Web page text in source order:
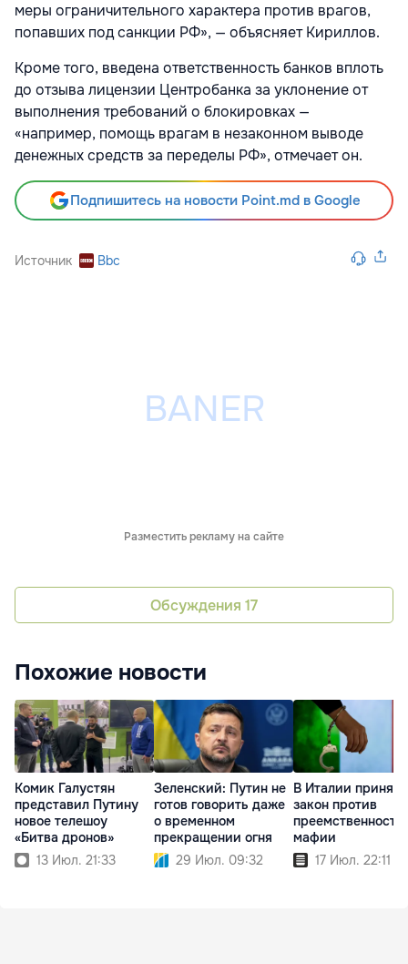
меры ограничительного характера против врагов,
попавших под санкции РФ», — объясняет Кириллов.
Кроме того, введена ответственность банков вплоть
до отзыва лицензии Центробанка за уклонение от
выполнения требований о блокировках —
«например, помощь врагам в незаконном выводе
денежных средств за переделы РФ», отмечает он.
Подпишитесь на новости Point.md в Google
Источник Bbc
Разместить рекламу на сайте
Обсуждения 17
Похожие новости
Комик Галустян
представил Путину
новое телешоу
«Битва дронов»
13 Июл. 21:33
Зеленский: Путин не
готов говорить даже
о временном
прекращении огня
29 Июл. 09:32
В Италии принят
закон против
преемственности
мафии
17 Июл. 22:11